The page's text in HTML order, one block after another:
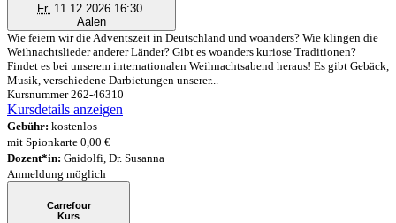
Fr. 11.12.2026 16:30
Aalen
Wie feiern wir die Adventszeit in Deutschland und woanders? Wie klingen die
Weihnachtslieder anderer Länder? Gibt es woanders kuriose Traditionen?
Findet es bei unserem internationalen Weihnachtsabend heraus! Es gibt Gebäck,
Musik, verschiedene Darbietungen unserer...
Kursnummer 262-46310
Kursdetails anzeigen
Gebühr: kostenlos
mit Spionkarte 0,00 €
Dozent*in: Gaidolfi, Dr. Susanna
Anmeldung möglich
Carrefour
Kurs